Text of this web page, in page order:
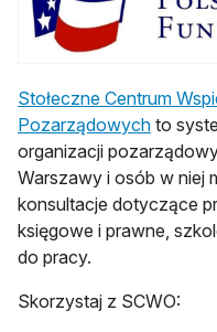
Stołeczne Centrum
Pozarządowych to
organizacji
Warszawy i osób w niej
konsultacje dotyczące
księgowe i prawne,
do pracy.
Skorzystaj z SCWO: